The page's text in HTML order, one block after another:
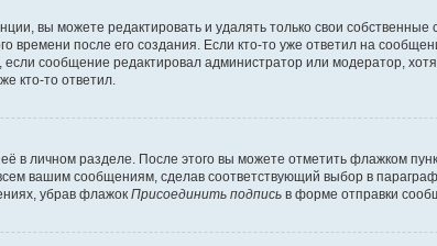
вы можете редактировать и удалять только свои
времени после его создания. Если кто-то уже ответил на
сообщение редактировал администратор или модератор,
кто-то ответил.
в личном разделе. После этого вы можете отметить флажком
вашим сообщениям, сделав соответствующий выбор в
убрав флажок Присоединить подпись в форме отправки